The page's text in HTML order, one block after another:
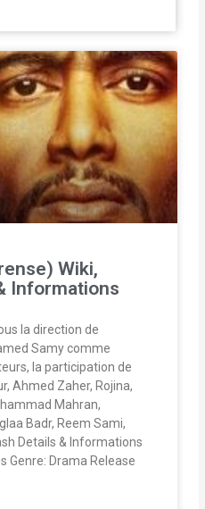
Wiki,
Informations
la direction de
Samy comme
la participation de
Ahmed Zaher, Rojina,
Mahran,
Badr, Reem Sami,
Details & Informations
Genre: Drama Release